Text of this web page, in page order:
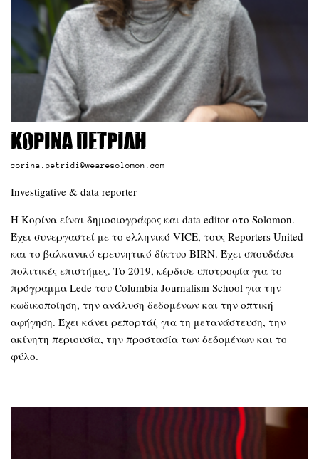
Κορίνα Πετρίδη
corina.petridi@wearesolomon.com
Investigative & data reporter
Η Κορίνα είναι δημοσιογράφος και data editor στο Solomon.
Έχει συνεργαστεί με το eλληνικό VICE, τους Reporters United
και το βαλκανικό ερευνητικό δίκτυο BIRN. Έχει σπουδάσει
πολιτικές επιστήμες. Το 2019, κέρδισε υποτροφία για το
πρόγραμμα Lede του Columbia Journalism School για την
κωδικοποίηση, την ανάλυση δεδομένων και την οπτική
αφήγηση. Έχει κάνει ρεπορτάζ για τη μετανάστευση, την
ακίνητη περιουσία, την προστασία των δεδομένων και το
φύλο.